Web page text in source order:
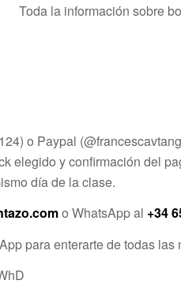
Toda la información sobre
o Paypal
elegido y confirmación del
día de la clase.
o WhatsApp al +34
para enterarte de todas las